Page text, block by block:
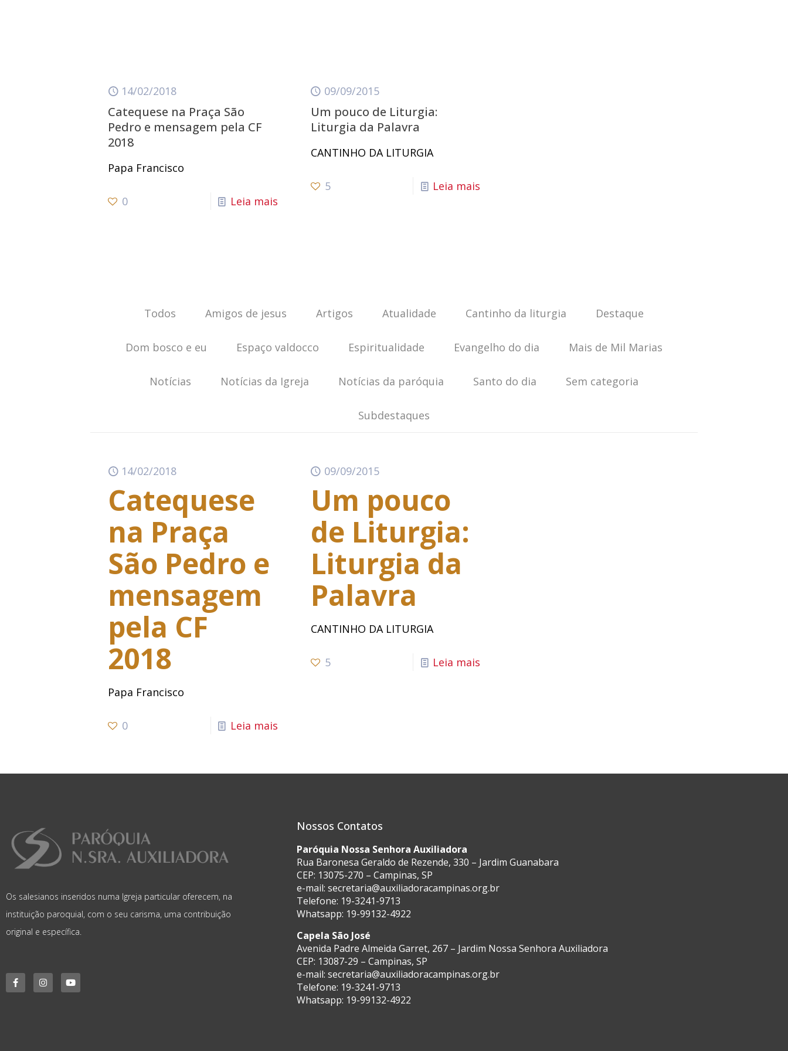
14/02/2018
Catequese na Praça São
Pedro e mensagem pela CF
2018
Papa Francisco
0 Leia mais
09/09/2015
Um pouco de Liturgia:
Liturgia da Palavra
CANTINHO DA LITURGIA
5 Leia mais
Todos Amigos de jesus Artigos Atualidade Cantinho da liturgia Destaque
Dom bosco e eu Espaço valdocco Espiritualidade Evangelho do dia Mais de Mil Marias
Notícias Notícias da Igreja Notícias da paróquia Santo do dia Sem categoria
Subdestaques
14/02/2018
Catequese
na Praça
São Pedro e
mensagem
pela CF
2018
Papa Francisco
0 Leia mais
09/09/2015
Um pouco
de Liturgia:
Liturgia da
Palavra
CANTINHO DA LITURGIA
5 Leia mais
Os salesianos inseridos numa Igreja particular oferecem, na
instituição paroquial, com o seu carisma, uma contribuição
original e específica.
Nossos Contatos
Paróquia Nossa Senhora Auxiliadora
Rua Baronesa Geraldo de Rezende, 330 – Jardim Guanabara
CEP: 13075-270 – Campinas, SP
e-mail: secretaria@auxiliadoracampinas.org.br
Telefone: 19-3241-9713
Whatsapp: 19-99132-4922
Capela São José
Avenida Padre Almeida Garret, 267 – Jardim Nossa Senhora Auxiliadora
CEP: 13087-29 – Campinas, SP
e-mail: secretaria@auxiliadoracampinas.org.br
Telefone: 19-3241-9713
Whatsapp: 19-99132-4922